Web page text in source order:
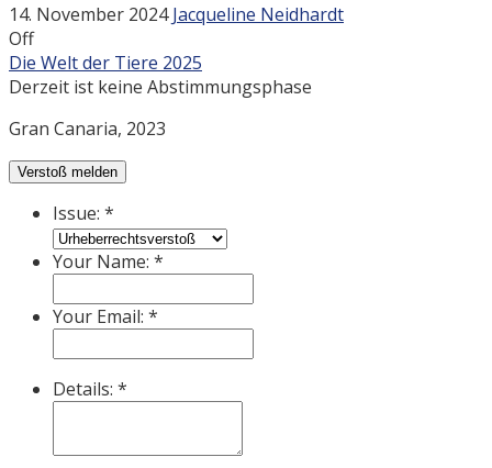
14. November 2024 Jacqueline Neidhardt
Off
Die Welt der Tiere 2025
Derzeit ist keine Abstimmungsphase
Gran Canaria, 2023
Verstoß melden
Issue: *
Your Name: *
Your Email: *
Details: *